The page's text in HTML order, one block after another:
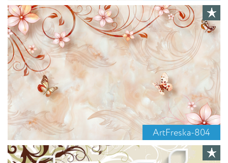
ArtFreska-804